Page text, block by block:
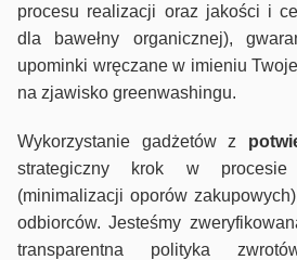
procesu realizacji oraz jakości i
dla bawełny organicznej),
upominki wręczane w imieniu
na zjawisko greenwashingu.
Wykorzystanie gadżetów z
strategiczny krok w procesie
(minimalizacji oporów
odbiorców. Jesteśmy
transparentna polityka